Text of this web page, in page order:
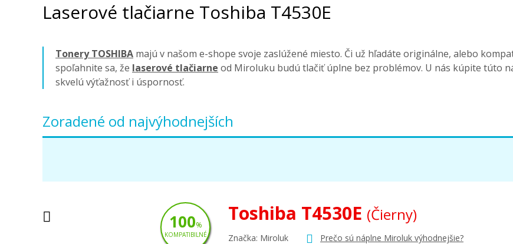
Laserové tlačiarne Toshiba T4530E
Tonery TOSHIBA majú v našom e-shope svoje zaslúžené miesto. Či už hľadáte originálne, alebo
spoľahnite sa, že laserové tlačiarne od Miroluku budú tlačiť úplne bez problémov. U nás kúpite túto
skvelú výťažnosť i úspornosť.
Zoradené od najvýhodnejších
Toshiba T4530E (Čierny)
Značka: Miroluk Prečo sú náplne Miroluk výhodnejšie?
100%
KOMPATIBILNÉ